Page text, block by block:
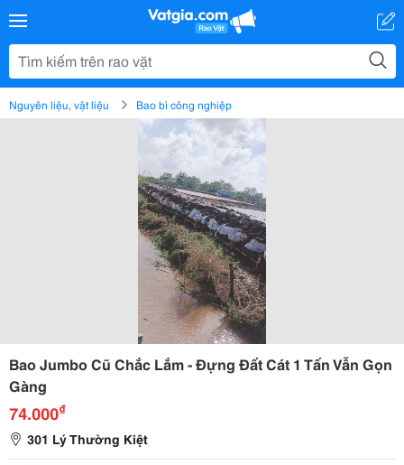
Nguyên liệu, vật liệu Bao bì công nghiệp
Bao Jumbo Cũ Chắc Lắm - Đựng Đất Cát 1 Tấn Vẫn Gọn
Gàng
74.000₫
301 Lý Thường Kiệt